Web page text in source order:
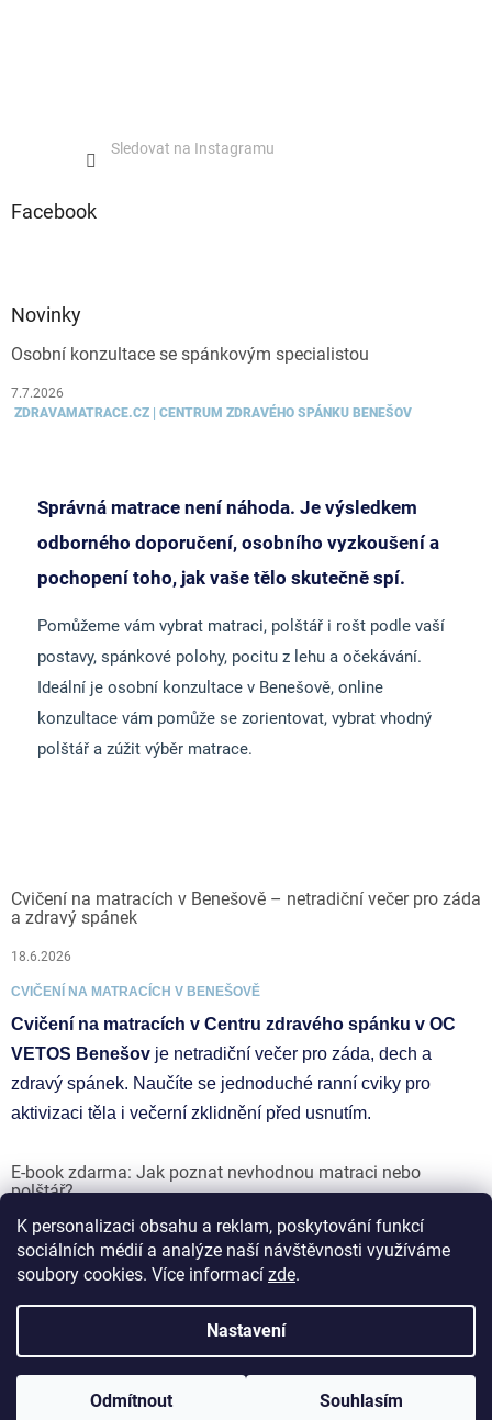
K personalizaci obsahu a reklam, poskytování funkcí
sociálních médií a analýze naší návštěvnosti využíváme
soubory cookies. Více informací zde.
Nastavení
Odmítnout Souhlasím
Sledovat na Instagramu
Facebook
Novinky
Osobní konzultace se spánkovým specialistou
7.7.2026
ZDRAVAMATRACE.CZ | CENTRUM ZDRAVÉHO SPÁNKU BENEŠOV
Správná matrace není náhoda. Je výsledkem
odborného doporučení, osobního vyzkoušení a
pochopení toho, jak vaše tělo skutečně spí.
Pomůžeme vám vybrat matraci, polštář i rošt podle vaší
postavy, spánkové polohy, pocitu z lehu a očekávání.
Ideální je osobní konzultace v Benešově, online
konzultace vám pomůže se zorientovat, vybrat vhodný
polštář a zúžit výběr matrace.
Cvičení na matracích v Benešově – netradiční večer pro záda
a zdravý spánek
18.6.2026
CVIČENÍ NA MATRACÍCH V BENEŠOVĚ
Cvičení na matracích v Centru zdravého spánku v OC
VETOS Benešov je netradiční večer pro záda, dech a
zdravý spánek. Naučíte se jednoduché ranní cviky pro
aktivizaci těla i večerní zklidnění před usnutím.
E-book zdarma: Jak poznat nevhodnou matraci nebo
polštář?
17.6.2026
ZDRAVAMATRACE.CZ I VETOS group s.r.o.
Všechna práva vyhrazena.
Upravit nastavení cookies